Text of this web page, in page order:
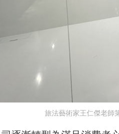
旅法藝術家王仁傑老師